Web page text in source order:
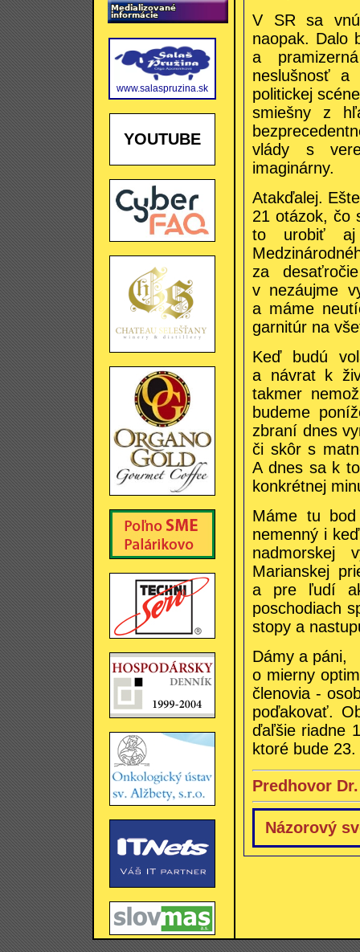
www.salaspruzina.sk
YOUTUBE
V SR sa
naopak. Dalo
a
neslušnosť a
politickej
smiešny z
vlády s
imaginárny.
Atakďalej.
21 otázok, čo
to urobiť aj
za
v nezáujme
a máme
garnitúr na
Keď budú
a návrat k
takmer
budeme
zbraní dnes
či skôr s
A dnes sa k
konkrétnej
Máme tu
nemenný i
nadmorskej
Marianskej
a pre ľudí
poschodiach
stopy a
Dámy a páni,
o mierny
členovia -
poďakovať.
ďaľšie riadne
ktoré bude
Predhovor
Názorový